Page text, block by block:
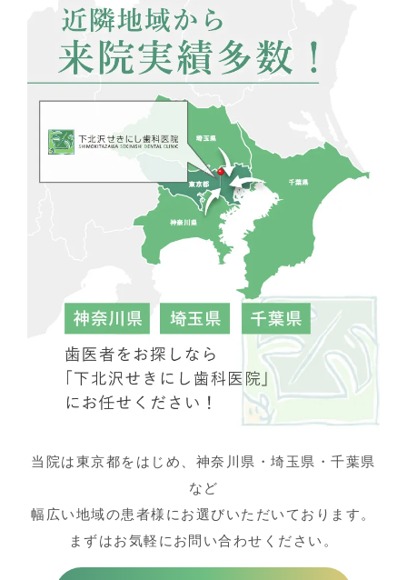
当院は東京都をはじめ、神奈川県・埼玉県・千葉県
など
幅広い地域の患者様にお選びいただいております。
まずはお気軽にお問い合わせください。